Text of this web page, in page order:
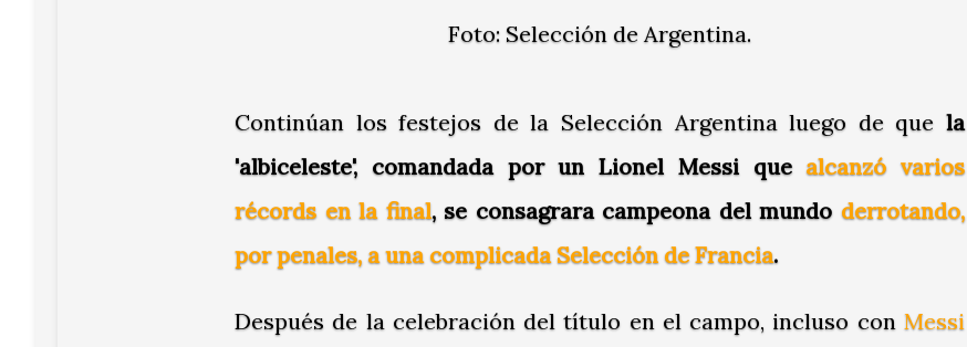
Foto: Selección de Argentina.
Continúan los festejos de la Selección Argentina luego de que la
'albiceleste', comandada por un Lionel Messi quealcanzó varios
récords en la final, se consagrara campeona del mundoderrotando,
por penales, a una complicada Selección de Francia.
Después de la celebración del título en el campo, incluso con Messi